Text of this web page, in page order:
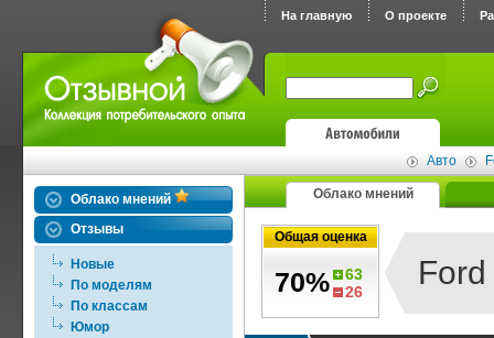
На главную О проекте
Авто
Облако мнений
Отзывы
Новые
По моделям
По классам
Юмор
Облако мнений
Общая оценка
70%
63
26